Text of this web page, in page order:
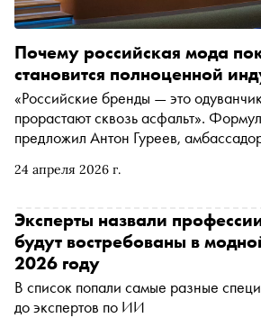
24 апреля 2026 г.
Почему российская мода
становится полноценной
«Российские бренды — это
прорастают сквозь асфальт».
предложил Антон Гуреев,
пленарной сессии Российского
сфере, где формально есть всё,
тканей и заканчивая
экосистема до сих пор не
Почему так происходит, разбирались
«Модная индустрия как системный
локального производства к
Эксперты назвали
будут востребованы в
2026 году
В список попали самые разные
до экспертов по ИИ